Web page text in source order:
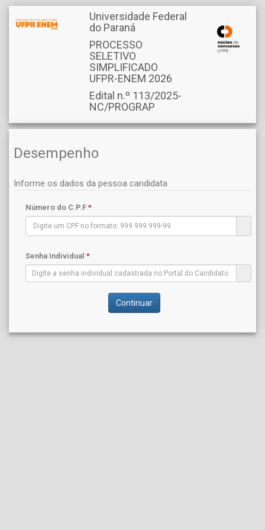
Universidade Federal
do Paraná
PROCESSO
SELETIVO
SIMPLIFICADO
UFPR-ENEM 2026
Edital n.º 113/2025-
NC/PROGRAP
Desempenho
Informe os dados da pessoa candidata
Número do C.P.F *
Senha Individual *
Continuar